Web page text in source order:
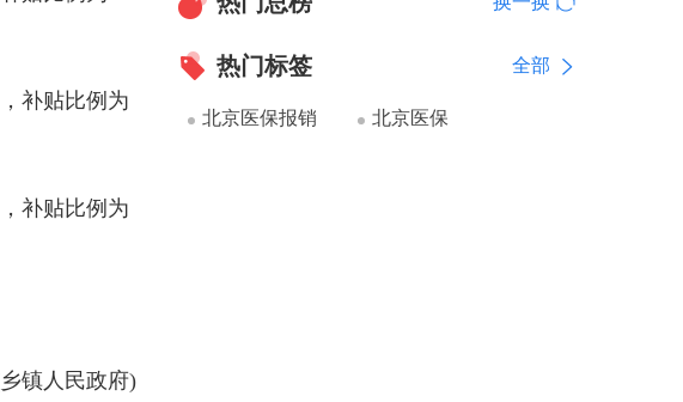
补贴比例为
补贴比例为
乡镇人民政府)
热门标签 全部
北京医保报销 北京医保